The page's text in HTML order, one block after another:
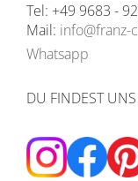
Tel: +49 9683 -
Mail:
Whatsapp
DU FINDEST